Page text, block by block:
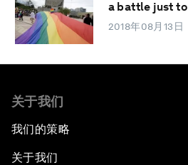
a battle just
2018年08月13日
关于我们
我们的策略
关于我们